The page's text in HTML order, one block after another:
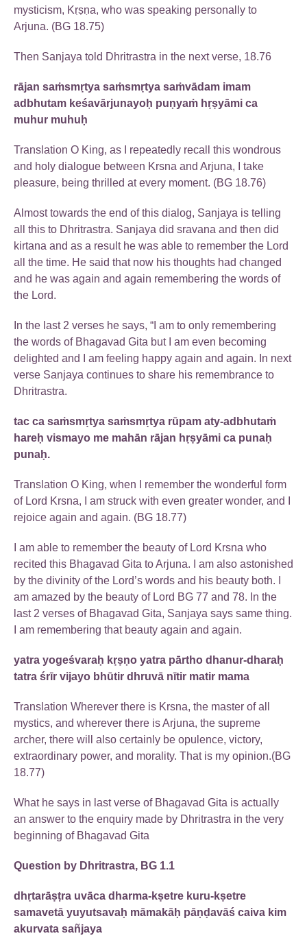
mysticism, Kṛṣṇa, who was speaking personally to
Arjuna. (BG 18.75)
Then Sanjaya told Dhritrastra in the next verse, 18.76
rājan saṁsmṛtya saṁsmṛtya saṁvādam imam
adbhutam keśavārjunayoḥ puṇyaṁ hṛṣyāmi ca
muhur muhuḥ
Translation O King, as I repeatedly recall this wondrous
and holy dialogue between Krsna and Arjuna, I take
pleasure, being thrilled at every moment. (BG 18.76)
Almost towards the end of this dialog, Sanjaya is telling
all this to Dhritrastra. Sanjaya did sravana and then did
kirtana and as a result he was able to remember the Lord
all the time. He said that now his thoughts had changed
and he was again and again remembering the words of
the Lord.
In the last 2 verses he says, “I am to only remembering
the words of Bhagavad Gita but I am even becoming
delighted and I am feeling happy again and again. In next
verse Sanjaya continues to share his remembrance to
Dhritrastra.
tac ca saṁsmṛtya saṁsmṛtya rūpam aty-adbhutaṁ
hareḥ vismayo me mahān rājan hṛṣyāmi ca punaḥ
punaḥ.
Translation O King, when I remember the wonderful form
of Lord Krsna, I am struck with even greater wonder, and I
rejoice again and again. (BG 18.77)
I am able to remember the beauty of Lord Krsna who
recited this Bhagavad Gita to Arjuna. I am also astonished
by the divinity of the Lord’s words and his beauty both. I
am amazed by the beauty of Lord BG 77 and 78. In the
last 2 verses of Bhagavad Gita, Sanjaya says same thing.
I am remembering that beauty again and again.
yatra yogeśvaraḥ kṛṣṇo yatra pārtho dhanur-dharaḥ
tatra śrīr vijayo bhūtir dhruvā nītir matir mama
Translation Wherever there is Krsna, the master of all
mystics, and wherever there is Arjuna, the supreme
archer, there will also certainly be opulence, victory,
extraordinary power, and morality. That is my opinion.(BG
18.77)
What he says in last verse of Bhagavad Gita is actually
an answer to the enquiry made by Dhritrastra in the very
beginning of Bhagavad Gita
Question by Dhritrastra, BG 1.1
dhṛtarāṣṭra uvāca dharma-kṣetre kuru-kṣetre
samavetā yuyutsavaḥ māmakāḥ pāṇḍavāś caiva kim
akurvata sañjaya